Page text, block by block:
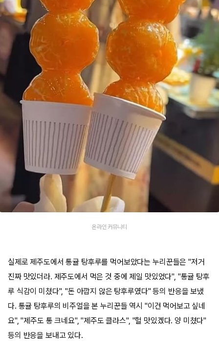
온라인 커뮤니티
실제로 제주도에서 통귤 탕후루를 먹어보았다는 누리꾼들은 "저거
진짜 맛있더라. 제주도에서 먹은 것 중에 제일 맛있었다", "통귤 탕후
루 식감이 미쳤다", "돈 아깝지 않은 탕후루였다" 등의 반응을 보냈
다. 통귤 탕후루의 비주얼을 본 누리꾼들 역시 "이건 먹어보고 싶네
요", "제주도 통 크네요", "제주도 클라스", "헐 맛있겠다. 양 미쳤다"
등의 반응을 보내고 있다.